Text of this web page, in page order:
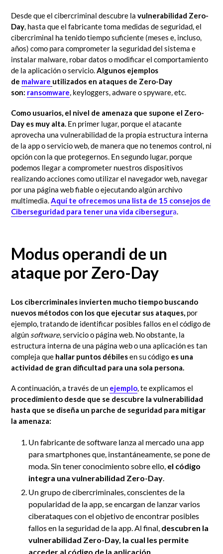
Desde que el cibercriminal descubre la vulnerabilidad Zero-
Day, hasta que el fabricante toma medidas de seguridad,el
cibercriminal ha tenido tiempo suficiente (meses e, incluso,
años) como para comprometer la seguridad del sistema e
instalar malware, robar datos o modificar el comportamiento
de la aplicación o servicio.Algunos ejemplos
de malware utilizados en ataques de Zero-Day
son: ransomware, keyloggers, adware o spyware,etc.
Como usuarios, el nivel de amenaza que supone el Zero-
Day es muy alta. En primer lugar, porque el atacante
aprovecha una vulnerabilidad de la propia estructura interna
de la app o servicio web, de manera que no tenemos control, ni
opción con la que protegernos. En segundo lugar, porque
podemos llegar a comprometer nuestros dispositivos
realizando acciones como utilizar el navegador web, navegar
por una página web fiable o ejecutando algún archivo
multimedia.Aquí te ofrecemos una lista de 15 consejos de
Ciberseguridad para tener una vida cibersegura.
Modus operandi de un
ataque por Zero-Day
Los cibercriminales invierten mucho tiempo buscando
nuevos métodos con los que ejecutar sus ataques, por
ejemplo, tratando de identificar posibles fallos en el código de
algún software, servicio o página web. No obstante, la
estructura interna de una página web o una aplicación es tan
compleja que hallar puntos débilesen su código es una
actividad de gran dificultad para una sola persona.
A continuación, a través de un ejemplo, te explicamos el
procedimiento desde que se descubre la vulnerabilidad
hasta que se diseña un parche de seguridad para mitigar
la amenaza:
Un fabricante de software lanza al mercado una app
para smartphones que, instantáneamente, se pone de
moda. Sin tener conocimiento sobre ello, el código
integra una vulnerabilidad Zero-Day
Un grupo de cibercriminales, conscientes de la
popularidad de la app, se encargan de lanzar varios
ciberataques con el objetivo de encontrar posibles
fallos en la seguridad de la app. Al final, descubren la
vulnerabilidad Zero-Day, la cual les permite
acceder al código de la aplicación